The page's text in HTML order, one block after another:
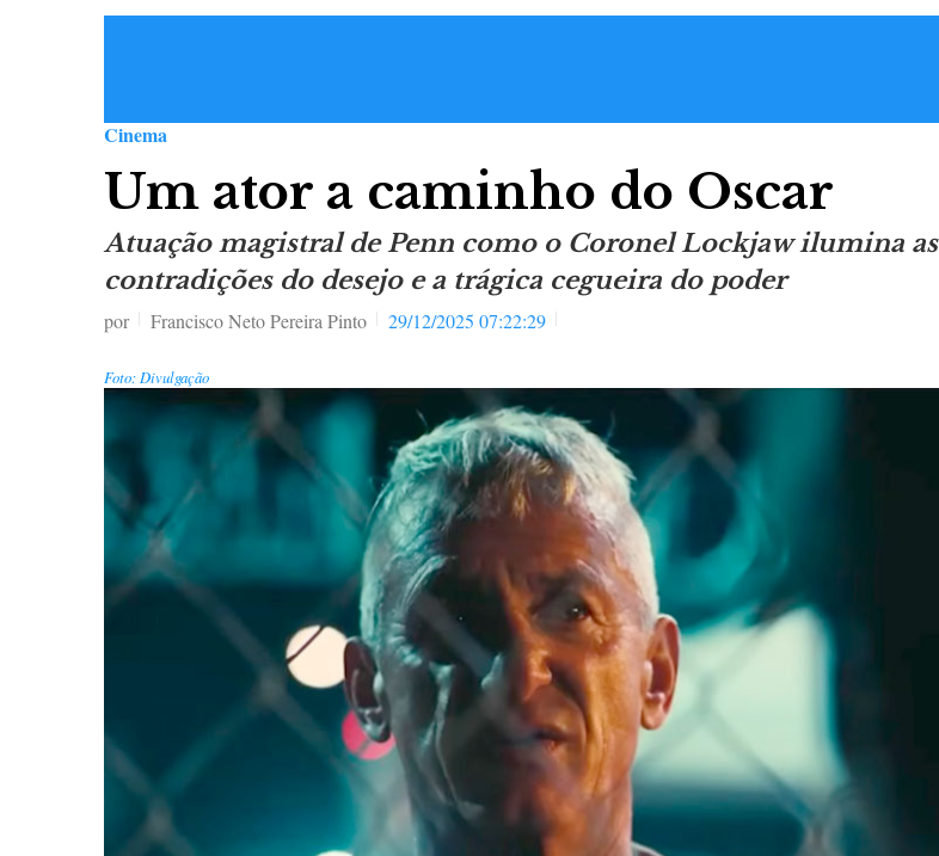
Cinema
Um ator a caminho do Oscar
Atuação magistral de Penn como o Coronel Lockjaw ilumina as
contradições do desejo e a trágica cegueira do poder
por Francisco Neto Pereira Pinto 29/12/2025 07:22:29
Foto: Divulgação